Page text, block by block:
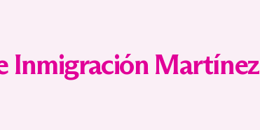
Inmigración Martínez